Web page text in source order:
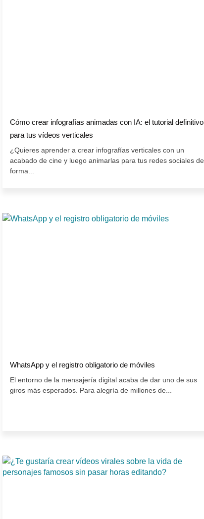
Cómo crear infografías animadas con IA: el tutorial definitivo
para tus vídeos verticales
¿Quieres aprender a crear infografías verticales con un
acabado de cine y luego animarlas para tus redes sociales de
forma...
WhatsApp y el registro obligatorio de móviles
El entorno de la mensajería digital acaba de dar uno de sus
giros más esperados. Para alegría de millones de...